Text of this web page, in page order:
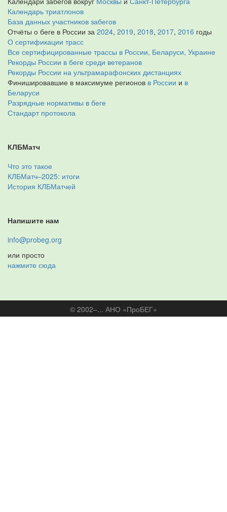
Календарь триатлонов
База данных участников забегов
Отчёты о беге в России за 2024, 2019, 2018, 2017, 2016 годы
О сертификации трасс
Все сертифицированные трассы в России, Беларуси, Украине
Рекорды России в беге среди ветеранов
Рекорды России на ультрамарафонских дистанциях
Финишировавшие в максимуме регионов в России и в
Беларуси
Разрядные нормативы в беге
Стандарт протокола
КЛБМатч
Что это такое
КЛБМатч–2025: итоги
История КЛБМатчей
Напишите нам
info@probeg.org
или просто
нажмите сюда
© 2002–... АНО «ПроБЕГ»